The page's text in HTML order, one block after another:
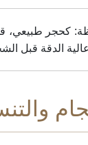
كحجر طبيعي، قد
الدقة قبل